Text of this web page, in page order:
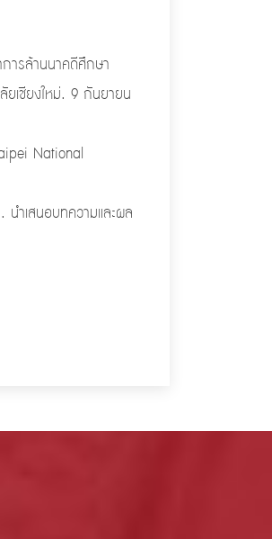
ารล้านนาคดีศึกษา
เชียงใหม่. 9 กันยายน
National
นำเสนอบทความและผล